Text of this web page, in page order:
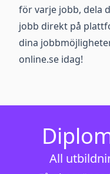
för varje jobb, dela
jobb direkt på
dina
online.se idag!
All